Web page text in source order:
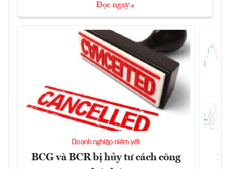
Đọc ngay
Doanh nghiệp niêm yết
BCG và BCR bị hủy tư cách công